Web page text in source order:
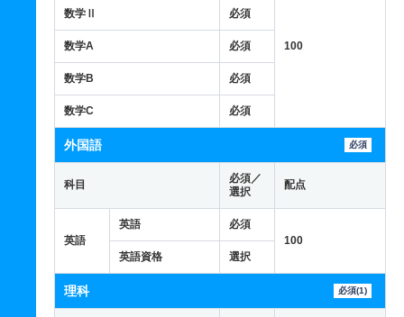
100
数学Ⅱ 必須
数学A 必須
数学B 必須
数学C 必須
外国語 必須
科目
必須／
選択
配点
英語
英語
必須
100
英語資格
選択
理科 必須(1)